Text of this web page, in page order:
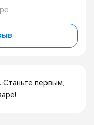
Станьте первым,